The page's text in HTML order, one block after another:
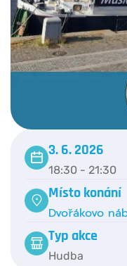
3. 6. 2026
18:30 - 21:30
Místo konání
Dvořákovo
Typ akce
Hudba